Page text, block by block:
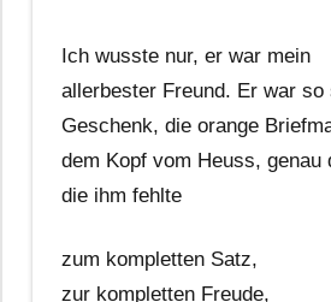
Ich wusste nur, er war mein
allerbester Freund. Er war
Geschenk, die orange
dem Kopf vom Heuss, genau
die ihm fehlte
zum kompletten Satz,
zur kompletten Freude,